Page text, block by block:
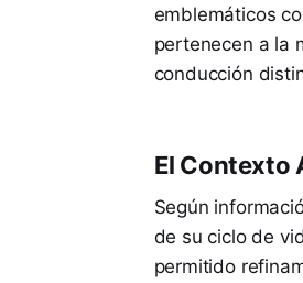
emblemáticos
pertenecen a la
conducción
El Contexto
Según
de su ciclo de
permitido